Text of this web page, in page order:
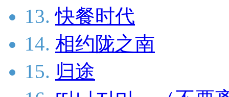
13. 快餐时代
14. 相约陇之南
15. 归途